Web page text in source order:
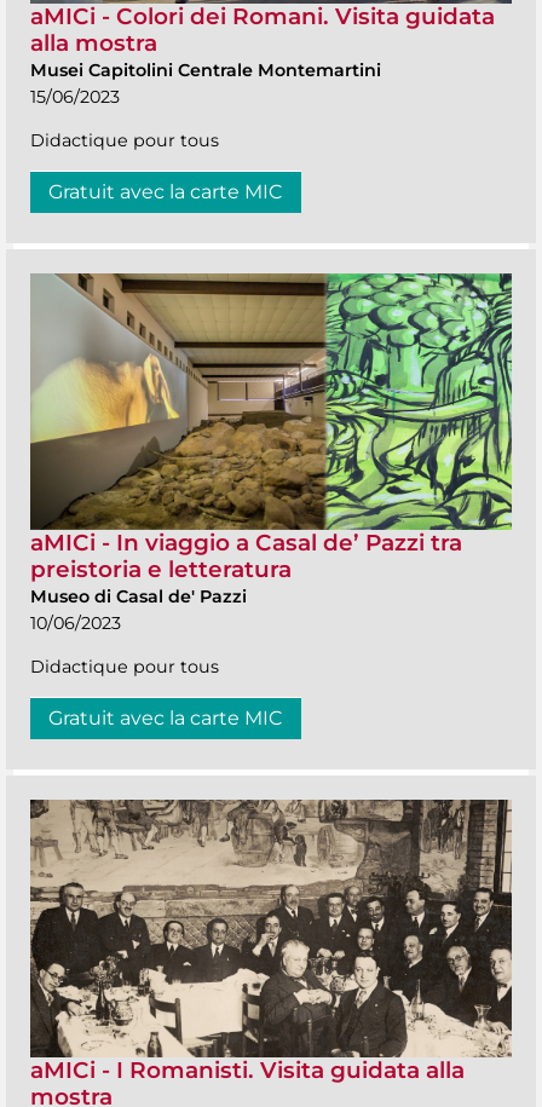
aMICi - Colori dei Romani. Visita guidata
alla mostra
Musei Capitolini Centrale Montemartini
15/06/2023
Didactique pour tous
Gratuit avec la carte MIC
aMICi - In viaggio a Casal de’ Pazzi tra
preistoria e letteratura
Museo di Casal de' Pazzi
10/06/2023
Didactique pour tous
Gratuit avec la carte MIC
aMICi - I Romanisti. Visita guidata alla
mostra